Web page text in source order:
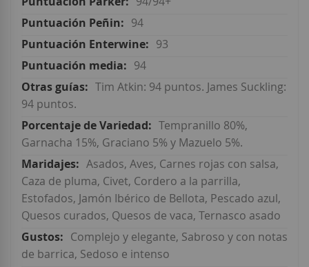
94
93
94
Tim Atkin: 94 puntos. James Suckling:
94 puntos.
Tempranillo 80%,
Garnacha 15%, Graciano 5% y Mazuelo 5%.
Asados, Aves, Carnes rojas con salsa,
Caza de pluma, Civet, Cordero a la parrilla,
Estofados, Jamón Ibérico de Bellota, Pescado azul,
Quesos curados, Quesos de vaca, Ternasco asado
Complejo y elegante, Sabroso y con notas
de barrica, Sedoso e intenso